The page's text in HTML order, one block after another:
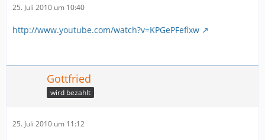
25. Juli 2010 um 10:40
http://www.youtube.com/watch?v=KPGePFeflxw
Gottfried
wird bezahlt
25. Juli 2010 um 11:12